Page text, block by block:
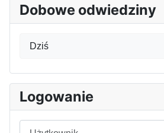
Dobowe odwiedziny
Dziś
Logowanie